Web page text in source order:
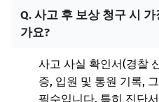
Q. 사고 후 보상 청구 시
가요?
사고 사실 확인서(경찰
증, 입원 및 통원 기록,
필수입니다. 특히 진단